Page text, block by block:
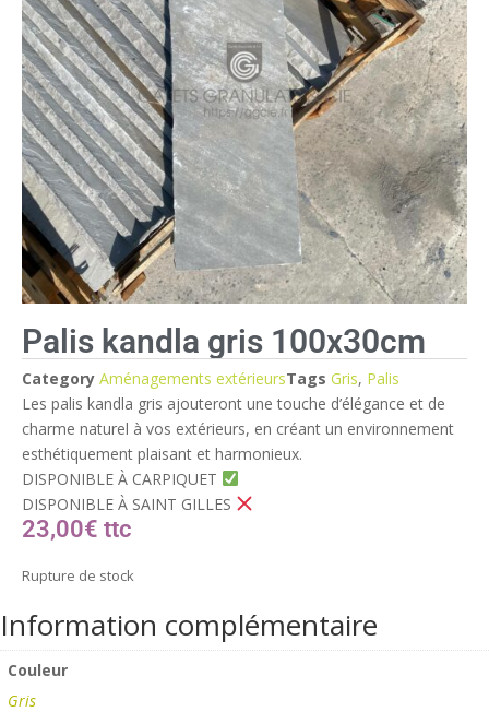
Palis kandla gris 100x30cm
Category Aménagements extérieursTags Gris, Palis
Les palis kandla gris ajouteront une touche d’élégance et de
charme naturel à vos extérieurs, en créant un environnement
esthétiquement plaisant et harmonieux.
DISPONIBLE À CARPIQUET
DISPONIBLE À SAINT GILLES
23,00€
Rupture de stock
Information complémentaire
Couleur
Gris